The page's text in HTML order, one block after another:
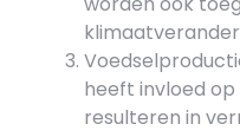
heeft invloed
resulteren in